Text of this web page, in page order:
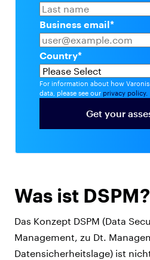
Business email*
Country*
For information about how
data, please see our privacy policy.
Was ist DSPM?
Das Konzept DSPM (Data
Management, zu Dt.
Datensicherheitslage) ist